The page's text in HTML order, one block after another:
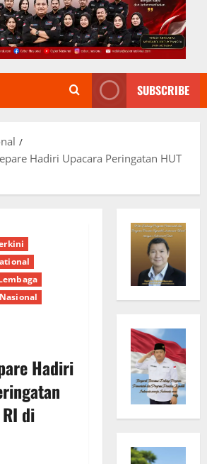
SUBSCRIBE
Hadiri Upacara Peringatan HUT
Nasional
Hadiri
di